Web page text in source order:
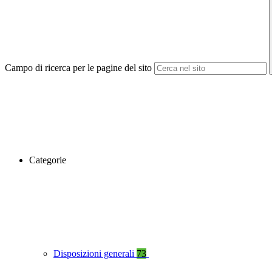
Campo di ricerca per le pagine del sito
Categorie
Disposizioni generali 73